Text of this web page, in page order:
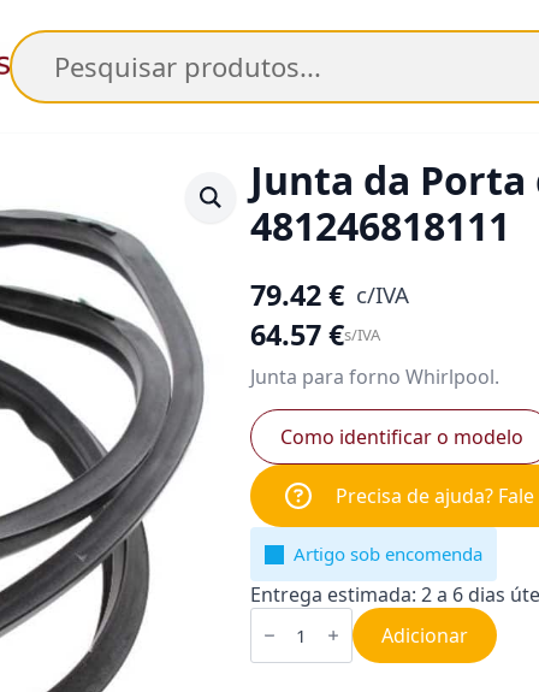
Pesquisar
Junta da
481246818111
79.42€ c/IVA
64.57€s/IVA
Junta para forno Whirlpool.
Como identificar o modelo
Precisa de ajuda?
Artigo sob encomenda
Entrega estimada: 2 a 6 dias
Quantidade
de
da
Adicionar